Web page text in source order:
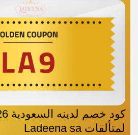
لمتألقات Ladeena sa